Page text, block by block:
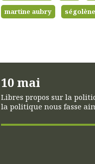
martine aubry
10 mai
Libres propos sur la
la politique nous fasse